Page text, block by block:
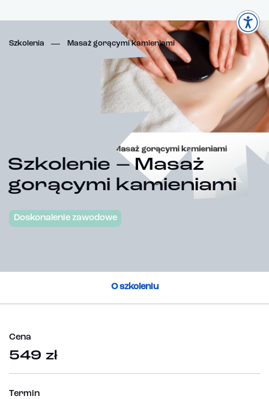
Szkolenia Masaż gorącymi kamieniami
Szkolenie – Masaż
gorącymi kamieniami
Doskonalenie zawodowe
O szkoleniu
Cena
549 zł
Termin